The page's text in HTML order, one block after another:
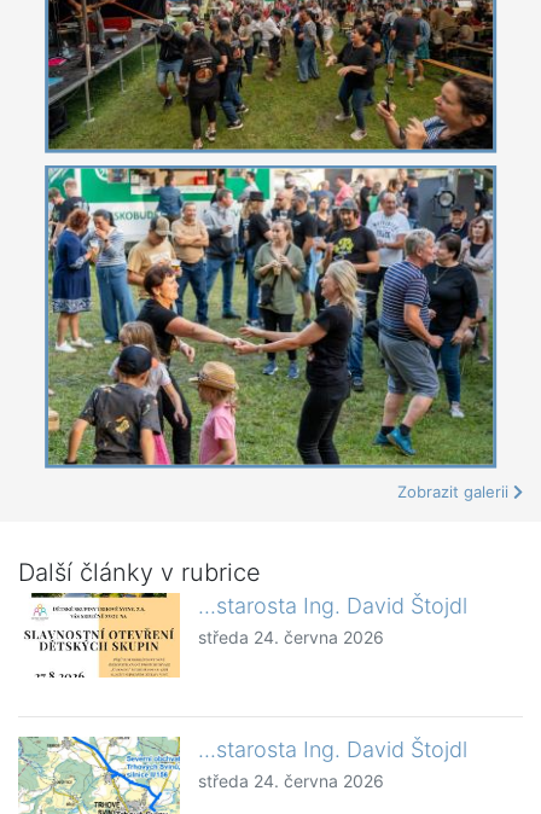
Zobrazit galerii
Další články v rubrice
...starosta Ing. David Štojdl
středa 24. června 2026
...starosta Ing. David Štojdl
středa 24. června 2026